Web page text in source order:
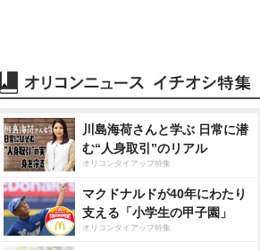
川島海荷さんと学ぶ 日常に潜
む“人身取引”のリアル
オリコンタイアップ特集
マクドナルドが40年にわたり
支える「小学生の甲子園」
オリコンタイアップ特集